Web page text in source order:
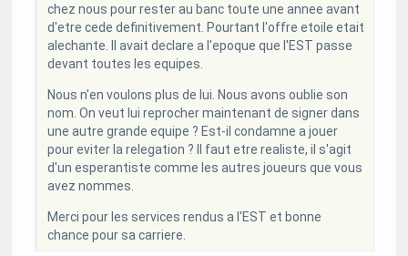
chez nous pour rester au banc toute une annee avant
d'etre cede definitivement. Pourtant l'offre etoile etait
alechante. Il avait declare a l'epoque que l'EST passe
devant toutes les equipes.
Nous n'en voulons plus de lui. Nous avons oublie son
nom. On veut lui reprocher maintenant de signer dans
une autre grande equipe ? Est-il condamne a jouer
pour eviter la relegation ? Il faut etre realiste, il s'agit
d'un esperantiste comme les autres joueurs que vous
avez nommes.
Merci pour les services rendus a l'EST et bonne
chance pour sa carriere.